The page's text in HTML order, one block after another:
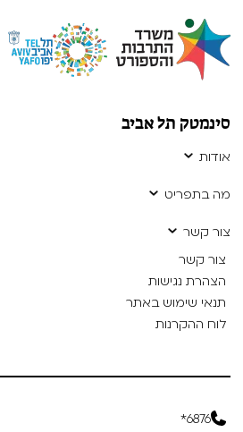
סינמטק תל אביב
אודות
מה בתפריט
צור קשר
צור קשר
הצהרת נגישות
תנאי שימוש באתר
לוח ההקרנות
6876*